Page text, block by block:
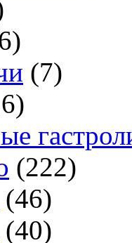
(7)
(222)
(46)
(40)